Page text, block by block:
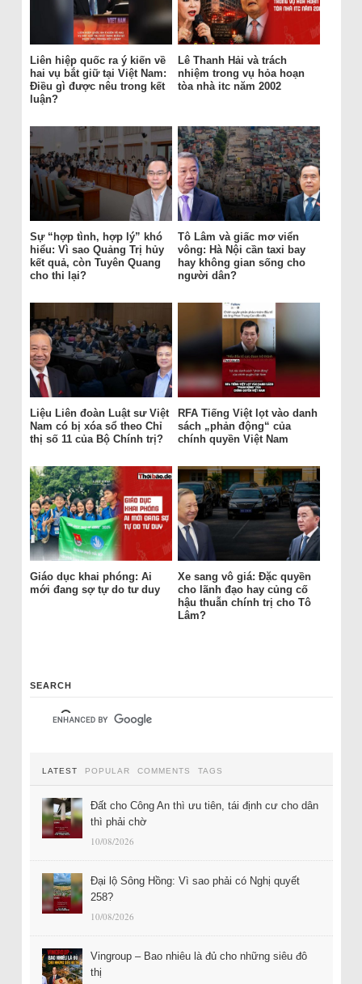
Liên hiệp quốc ra ý kiến về
hai vụ bắt giữ tại Việt Nam:
Điều gì được nêu trong kết
luận?
Lê Thanh Hải và trách
nhiệm trong vụ hỏa hoạn
tòa nhà itc năm 2002
Sự “hợp tình, hợp lý” khó
hiểu: Vì sao Quảng Trị hủy
kết quả, còn Tuyên Quang
cho thi lại?
Tô Lâm và giấc mơ viển
vông: Hà Nội cần taxi bay
hay không gian sống cho
người dân?
Liệu Liên đoàn Luật sư Việt
Nam có bị xóa sổ theo Chỉ
thị số 11 của Bộ Chính trị?
RFA Tiếng Việt lọt vào danh
sách „phản động“ của
chính quyền Việt Nam
Giáo dục khai phóng: Ai
mới đang sợ tự do tư duy
Xe sang vô giá: Đặc quyền
cho lãnh đạo hay củng cố
hậu thuẫn chính trị cho Tô
Lâm?
SEARCH
LATEST POPULAR COMMENTS TAGS
Đất cho Công An thì ưu tiên, tái định cư cho dân
thì phải chờ
10/08/2026
Đại lộ Sông Hồng: Vì sao phải có Nghị quyết
258?
10/08/2026
Vingroup – Bao nhiêu là đủ cho những siêu đô
thị